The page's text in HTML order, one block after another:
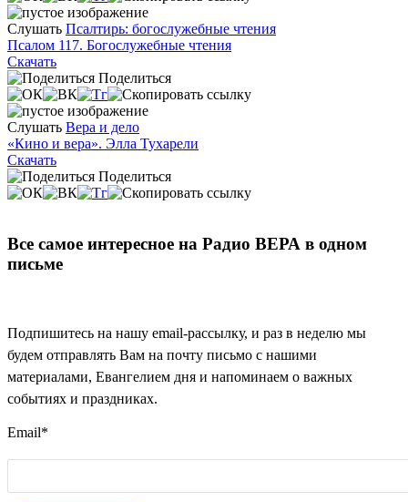
Слушать Псалтирь: богослужебные чтения
Псалом 117. Богослужебные чтения
Скачать
Поделиться
Слушать Вера и дело
«Кино и вера». Элла Тухарели
Скачать
Поделиться
Все самое интересное на Радио ВЕРА в одном
письме
Подпишитесь на нашу email-рассылку, и раз в неделю мы
будем отправлять Вам на почту письмо с нашими
материалами, Евангелием дня и напоминаем о важных
событиях и праздниках.
Email*